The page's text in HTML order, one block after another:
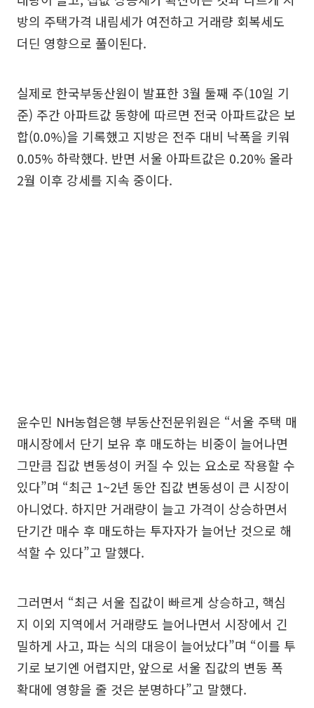
방의 주택가격 내림세가 여전하고 거래량 회복세도
더딘 영향으로 풀이된다.
실제로 한국부동산원이 발표한 3월 둘째 주(10일 기
준) 주간 아파트값 동향에 따르면 전국 아파트값은 보
합(0.0%)을 기록했고 지방은 전주 대비 낙폭을 키워
0.05% 하락했다. 반면 서울 아파트값은 0.20% 올라
2월 이후 강세를 지속 중이다.
윤수민 NH농협은행 부동산전문위원은 “서울 주택 매
매시장에서 단기 보유 후 매도하는 비중이 늘어나면
그만큼 집값 변동성이 커질 수 있는 요소로 작용할 수
있다”며 “최근 1~2년 동안 집값 변동성이 큰 시장이
아니었다. 하지만 거래량이 늘고 가격이 상승하면서
단기간 매수 후 매도하는 투자자가 늘어난 것으로 해
석할 수 있다”고 말했다.
그러면서 “최근 서울 집값이 빠르게 상승하고, 핵심
지 이외 지역에서 거래량도 늘어나면서 시장에서 긴
밀하게 사고, 파는 식의 대응이 늘어났다”며 “이를 투
기로 보기엔 어렵지만, 앞으로 서울 집값의 변동 폭
확대에 영향을 줄 것은 분명하다”고 말했다.